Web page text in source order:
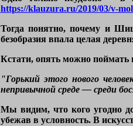
https://klauzura.ru/2019/03/v-
Тогда понятно, почему и
безобразия впала целая
Кстати, опять можно поймать
"Горький этого нового
непривычной среде — среди
Мы видим, что кого угодно
убежав в условность. В